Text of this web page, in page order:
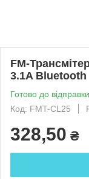
FM-
3.1A Bluetooth
Готово до
Код: FMT-CL25
328,50 ₴